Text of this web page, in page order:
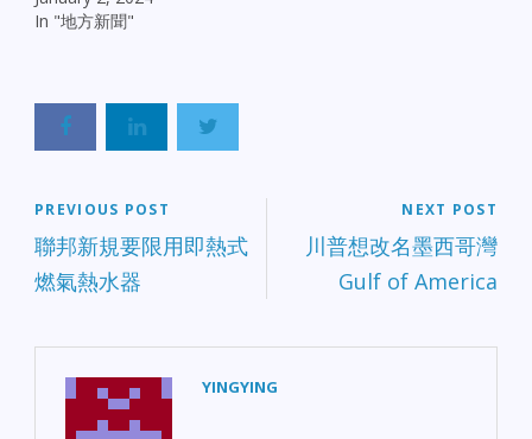
In "地方新聞"
PREVIOUS POST
聯邦新規要限用即熱式
燃氣熱水器
NEXT POST
川普想改名墨西哥灣
Gulf of America
YINGYING